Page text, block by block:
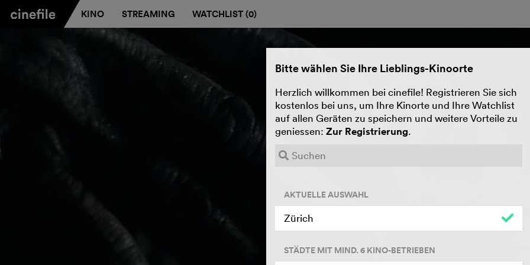
KINO STREAMING WATCHLIST (0)
Bitte wählen Sie Ihre Lieblings-Kinoorte
Herzlich willkommen bei cinefile! Registrieren Sie sich
kostenlos bei uns, um Ihre Kinorte und Ihre Watchlist
auf allen Geräten zu speichern und weitere Vorteile zu
geniessen: Zur Registrierung.
AKTUELLE AUSWAHL
Zürich
STÄDTE MIT MIND. 6 KINO-BETRIEBEN